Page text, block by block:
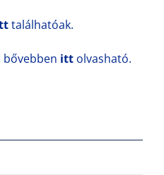
találhatóak.
bővebben itt olvasható.